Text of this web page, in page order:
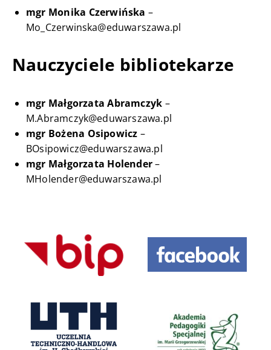
mgr Monika Czerwińska –
Mo_Czerwinska@eduwarszawa.pl
Nauczyciele bibliotekarze
mgr Małgorzata Abramczyk –
M.Abramczyk@eduwarszawa.pl
mgr Bożena Osipowicz –
BOsipowicz@eduwarszawa.pl
mgr Małgorzata Holender–
MHolender@eduwarszawa.pl